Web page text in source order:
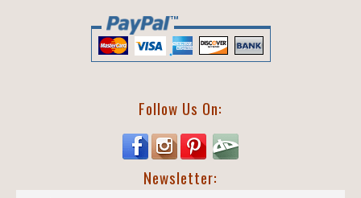
Follow Us On:
Newsletter: